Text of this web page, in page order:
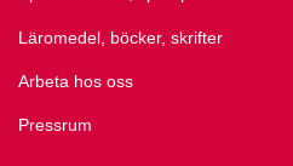
Läromedel, böcker, skrifter
Arbeta hos oss
Pressrum